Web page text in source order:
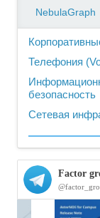
NebulaGraph
Телефония
безопасность
Сетевая